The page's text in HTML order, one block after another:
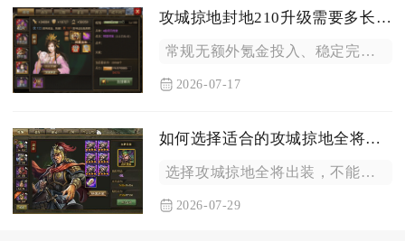
攻城掠地封地210升级需要多长时间
常规无额外氪金投入、稳定完成每日资源任务的前提下，从解锁封地...
2026-07-17
如何选择适合的攻城掠地全将出装
选择攻城掠地全将出装，不能只看套装的纸面战力数值，核心要以武...
2026-07-29